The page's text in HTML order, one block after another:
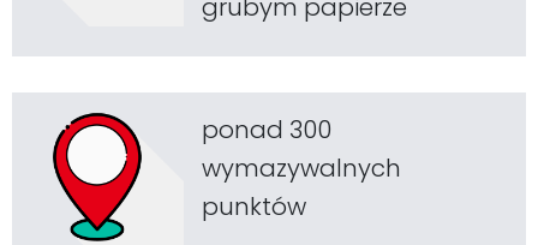
grubym papierze
ponad 300
wymazywalnych
punktów